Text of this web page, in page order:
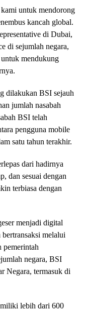
untuk mendorong
kancah global.
di Dubai,
di sejumlah negara,
mendukung
dilakukan BSI sejauh
jumlah nasabah
BSI telah
pengguna mobile
satu tahun terakhir.
dari hadirnya
dan sesuai dengan
terbiasa dengan
menjadi digital
melalui
pemerintah
negara, BSI
Negara, termasuk di
lebih dari 600